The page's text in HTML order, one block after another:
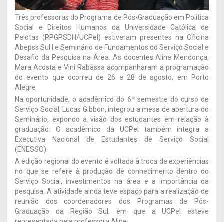
Três professoras do Programa de Pós-Graduação em Política
Social e Direitos Humanos da Universidade Católica de
Pelotas (PPGPSDH/UCPel) estiveram presentes na Oficina
Abepss Sul I e Seminário de Fundamentos do Serviço Social e
Desafio da Pesquisa na Área. As docentes Aline Mendonça,
Mara Acosta e Vini Rabassa acompanharam a programação
do evento que ocorreu de 26 e 28 de agosto, em Porto
Alegre.
Na oportunidade, o acadêmico do 6º semestre do curso de
Serviço Social, Lucas Gibbon, integrou a mesa de abertura do
Seminário, expondo a visão dos estudantes em relação à
graduação. O acadêmico da UCPel também integra a
Executiva Nacional de Estudantes de Serviço Social
(ENESSO).
A edição regional do evento é voltada à troca de experiências
no que se refere à produção de conhecimento dentro do
Serviço Social, investimentos na área e a importância da
pesquisa. A atividade ainda teve espaço para a realização de
reunião dos coordenadores dos Programas de Pós-
Graduação da Região Sul, em que a UCPel esteve